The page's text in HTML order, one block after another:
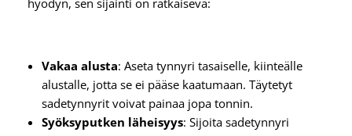
hyödyn, sen sijainti on ratkaiseva:
Vakaa alusta: Aseta tynnyri tasaiselle, kiinteälle
alustalle, jotta se ei pääse kaatumaan. Täytetyt
sadetynnyrit voivat painaa jopa tonnin.
Syöksyputken läheisyys: Sijoita sadetynnyri